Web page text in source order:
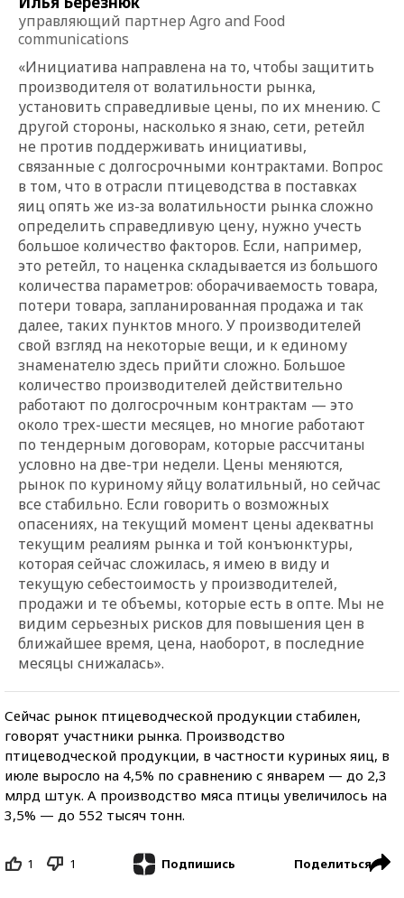
управляющий партнер Agro and Food
communications
«Инициатива направлена на то, чтобы защитить
производителя от волатильности рынка,
установить справедливые цены, по их мнению. С
другой стороны, насколько я знаю, сети, ретейл
не против поддерживать инициативы,
связанные с долгосрочными контрактами. Вопрос
в том, что в отрасли птицеводства в поставках
яиц опять же из-за волатильности рынка сложно
определить справедливую цену, нужно учесть
большое количество факторов. Если, например,
это ретейл, то наценка складывается из большого
количества параметров: оборачиваемость товара,
потери товара, запланированная продажа и так
далее, таких пунктов много. У производителей
свой взгляд на некоторые вещи, и к единому
знаменателю здесь прийти сложно. Большое
количество производителей действительно
работают по долгосрочным контрактам — это
около трех-шести месяцев, но многие работают
по тендерным договорам, которые рассчитаны
условно на две-три недели. Цены меняются,
рынок по куриному яйцу волатильный, но сейчас
все стабильно. Если говорить о возможных
опасениях, на текущий момент цены адекватны
текущим реалиям рынка и той конъюнктуры,
которая сейчас сложилась, я имею в виду и
текущую себестоимость у производителей,
продажи и те объемы, которые есть в опте. Мы не
видим серьезных рисков для повышения цен в
ближайшее время, цена, наоборот, в последние
месяцы снижалась».
Сейчас рынок птицеводческой продукции стабилен,
говорят участники рынка. Производство
птицеводческой продукции, в частности куриных яиц, в
июле выросло на 4,5% по сравнению с январем — до 2,3
млрд штук. А производство мяса птицы увеличилось на
3,5% — до 552 тысяч тонн.
1 1 Подпишись Поделиться